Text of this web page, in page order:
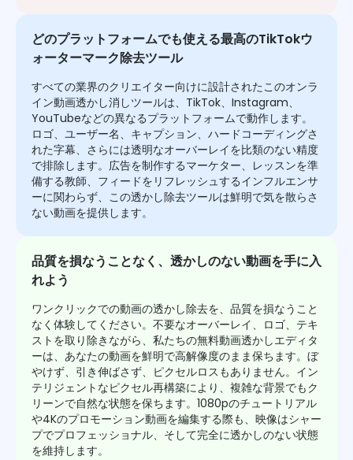
どのプラットフォームでも使える最高のTikTokウ
ォーターマーク除去ツール
すべての業界のクリエイター向けに設計されたこのオンラ
イン動画透かし消しツールは、TikTok、Instagram、
YouTubeなどの異なるプラットフォームで動作します。
ロゴ、ユーザー名、キャプション、ハードコーディングさ
れた字幕、さらには透明なオーバーレイを比類のない精度
で排除します。広告を制作するマーケター、レッスンを準
備する教師、フィードをリフレッシュするインフルエンサ
ーに関わらず、この透かし除去ツールは鮮明で気を散らさ
ない動画を提供します。
品質を損なうことなく、透かしのない動画を手に入
れよう
ワンクリックでの動画の透かし除去を、品質を損なうこと
なく体験してください。不要なオーバーレイ、ロゴ、テキ
ストを取り除きながら、私たちの無料動画透かしエディタ
ーは、あなたの動画を鮮明で高解像度のまま保ちます。ぼ
やけず、引き伸ばさず、ピクセルロスもありません。イン
テリジェントなピクセル再構築により、複雑な背景でもク
リーンで自然な状態を保ちます。1080pのチュートリアル
や4Kのプロモーション動画を編集する際も、映像はシャー
プでプロフェッショナル、そして完全に透かしのない状態
を維持します。